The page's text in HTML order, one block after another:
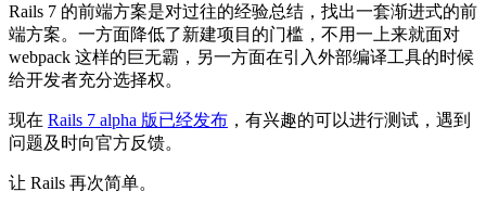
Rails 7 的前端方案是对过往的经验总结，找出一套渐进式的前
端方案。一方面降低了新建项目的门槛，不用一上来就面对
webpack 这样的巨无霸，另一方面在引入外部编译工具的时候
给开发者充分选择权。
现在 Rails 7 alpha 版已经发布 ，有兴趣的可以进行测试，遇到
问题及时向官方反馈。
让 Rails 再次简单。